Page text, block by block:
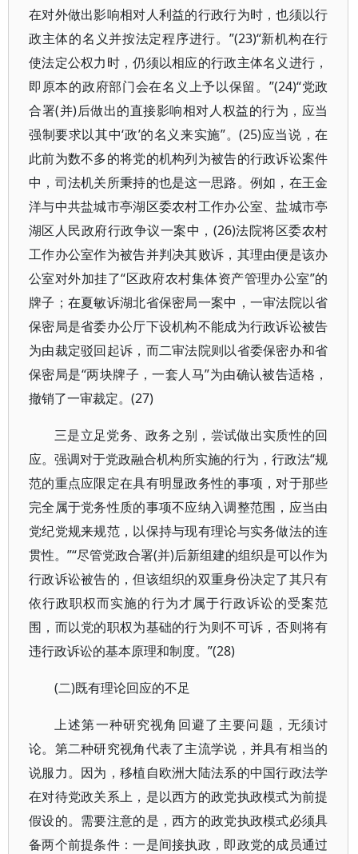
在对外做出影响相对人利益的行政行为时，也须以行
政主体的名义并按法定程序进行。”(23)“新机构在行
使法定公权力时，仍须以相应的行政主体名义进行，
即原本的政府部门会在名义上予以保留。”(24)“党政
合署(并)后做出的直接影响相对人权益的行为，应当
强制要求以其中‘政’的名义来实施”。(25)应当说，在
此前为数不多的将党的机构列为被告的行政诉讼案件
中，司法机关所秉持的也是这一思路。例如，在王金
洋与中共盐城市亭湖区委农村工作办公室、盐城市亭
湖区人民政府行政争议一案中，(26)法院将区委农村
工作办公室作为被告并判决其败诉，其理由便是该办
公室对外加挂了“区政府农村集体资产管理办公室”的
牌子；在夏敏诉湖北省保密局一案中，一审法院以省
保密局是省委办公厅下设机构不能成为行政诉讼被告
为由裁定驳回起诉，而二审法院则以省委保密办和省
保密局是“两块牌子，一套人马”为由确认被告适格，
撤销了一审裁定。(27)
三是立足党务、政务之别，尝试做出实质性的回
应。强调对于党政融合机构所实施的行为，行政法“规
范的重点应限定在具有明显政务性的事项，对于那些
完全属于党务性质的事项不应纳入调整范围，应当由
党纪党规来规范，以保持与现有理论与实务做法的连
贯性。”“尽管党政合署(并)后新组建的组织是可以作为
行政诉讼被告的，但该组织的双重身份决定了其只有
依行政职权而实施的行为才属于行政诉讼的受案范
围，而以党的职权为基础的行为则不可诉，否则将有
违行政诉讼的基本原理和制度。”(28)
(二)既有理论回应的不足
上述第一种研究视角回避了主要问题，无须讨
论。第二种研究视角代表了主流学说，并具有相当的
说服力。因为，移植自欧洲大陆法系的中国行政法学
在对待党政关系上，是以西方的政党执政模式为前提
假设的。需要注意的是，西方的政党执政模式必须具
备两个前提条件：一是间接执政，即政党的成员通过